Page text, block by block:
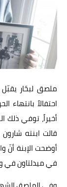
ملصق لبحّار
احتفالاً بانتهاء
قالت ابنته
أوضحت الإبنة
في ميدلتاون في